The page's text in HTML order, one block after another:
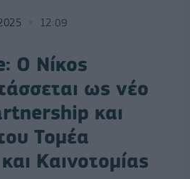
12:09
Ο Νίκος
ως νέο
και
Τομέα
Καινοτομίας